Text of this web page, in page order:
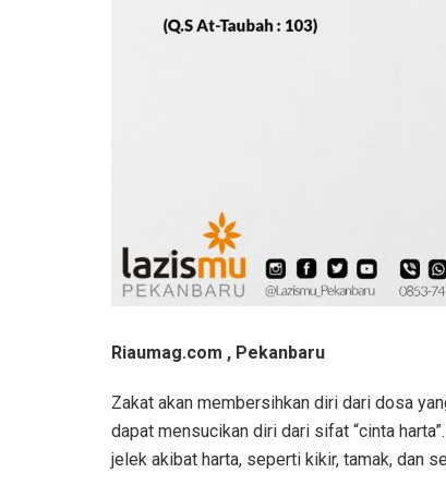
Riaumag.com , Pekanbaru
Zakat akan membersihkan diri dari dosa
dapat mensucikan diri dari sifat “cinta
jelek akibat harta, seperti kikir, tamak, dan